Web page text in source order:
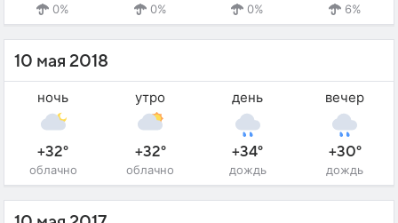
0%
0%
0%
6%
10 мая 2018
ночь
+32°
облачно
утро
+32°
облачно
день
+34°
дождь
вечер
+30°
дождь